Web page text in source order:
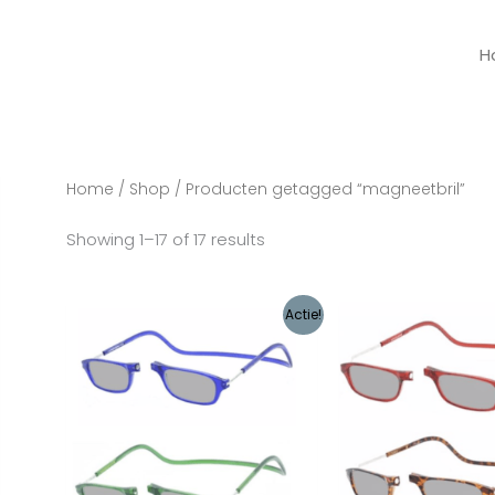
Home / Shop / Producten getagged “magneetbril”
Showing 1–17 of 17 results
Actie!
prijs
was:
€29,90.
is:
€26,50.
prijs
€29,90.
is: